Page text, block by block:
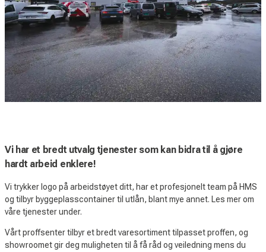
Vi har et bredt utvalg tjenester som kan bidra til å gjøre
hardt arbeid enklere!
Vi trykker logo på arbeidstøyet ditt, har et profesjonelt team på HMS
og tilbyr byggeplasscontainer til utlån, blant mye annet. Les mer om
våre tjenester under.
Vårt proffsenter tilbyr et bredt varesortiment tilpasset proffen, og
showroomet gir deg muligheten til å få råd og veiledning mens du